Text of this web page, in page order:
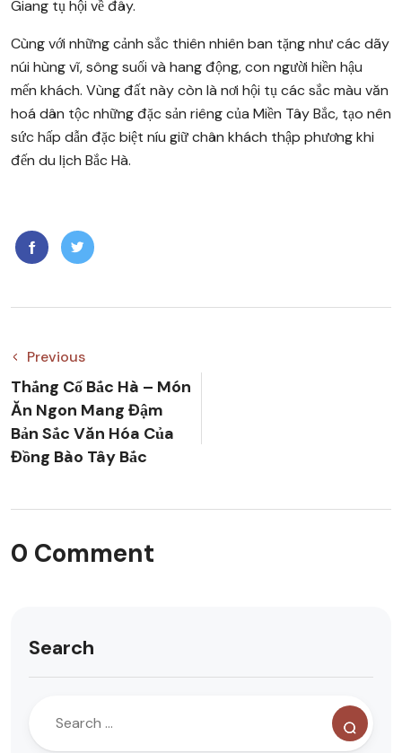
Giang tụ hội về đây.
Cùng với những cảnh sắc thiên nhiên ban tặng như các dãy
núi hùng vĩ, sông suối và hang động, con người hiền hậu
mến khách. Vùng đất này còn là nơi hội tụ các sắc màu văn
hoá dân tộc những đặc sản riêng của Miền Tây Bắc, tạo nên
sức hấp dẫn đặc biệt níu giữ chân khách thập phương khi
đến du lịch Bắc Hà.
Previous
Thắng Cố Bắc Hà – Món
Ăn Ngon Mang Đậm
Bản Sắc Văn Hóa Của
Đồng Bào Tây Bắc
0 Comment
Search